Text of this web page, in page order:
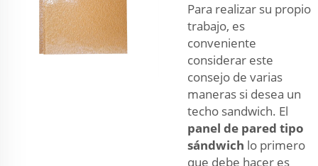
Para realizar su propio
trabajo, es
conveniente
considerar este
consejo de varias
maneras si desea un
techo sandwich. El
panel de pared tipo
sándwich lo primero
que debe hacer es